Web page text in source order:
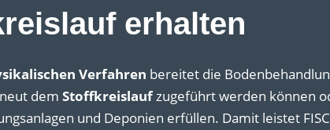
erhalten
Verfahren bereitet die
dem Stoffkreislaufzugeführt werden können
und Deponien erfüllen. Damit leistet